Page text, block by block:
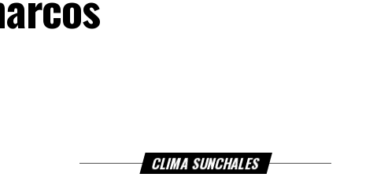
CLIMA SUNCHALES